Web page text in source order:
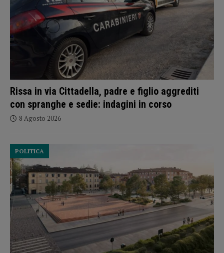
Rissa in via Cittadella, padre e figlio aggrediti
con spranghe e sedie: indagini in corso
8 Agosto 2026
POLITICA